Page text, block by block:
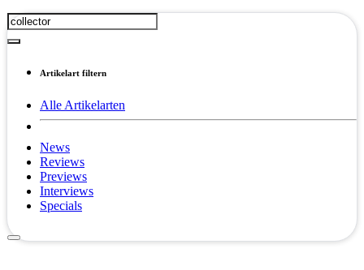
Artikelart filtern
Alle Artikelarten
News
Reviews
Previews
Interviews
Specials